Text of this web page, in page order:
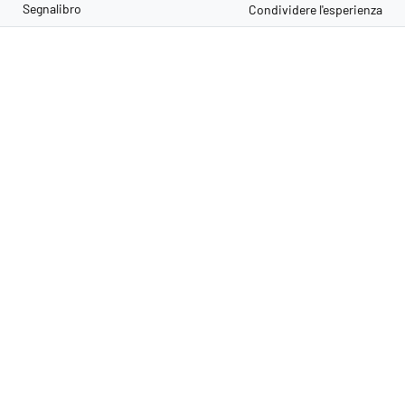
Segnalibro Condividere l'esperienza